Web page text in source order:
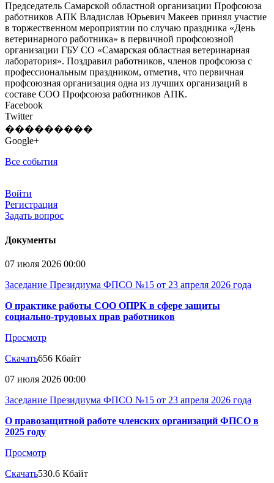
Председатель Самарской областной организации Профсоюза
работников АПК Владислав Юрьевич Макеев принял участие
в торжественном мероприятии по случаю праздника «День
ветеринарного работника» в первичной профсоюзной
организации ГБУ СО «Самарская областная ветеринарная
лаборатория». Поздравил работников, членов профсоюза с
профессиональным праздником, отметив, что первичная
профсоюзная организация одна из лучших организаций в
составе СОО Профсоюза работников АПК.
Facebook
Twitter
���������
Google+
Все события
Войти
Регистрация
Задать вопрос
Документы
07 июля 2026 00:00
Заседание Президиума ФПСО №15 от 23 апреля 2026 года
О практике работы СОО ОПРК в сфере защиты
социально-трудовых прав работников
Просмотр
Скачать656 Кбайт
07 июля 2026 00:00
Заседание Президиума ФПСО №15 от 23 апреля 2026 года
О правозащитной работе членских организаций ФПСО в
2025 году
Просмотр
Скачать530.6 Кбайт